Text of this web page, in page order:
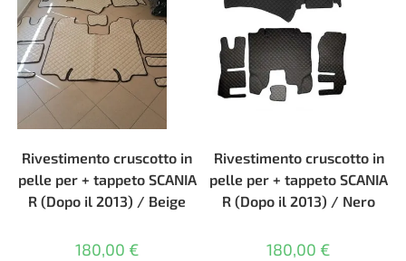
Rivestimento cruscotto in
pelle per + tappeto SCANIA
R (Dopo il 2013) / Beige
180,00 €
Rivestimento cruscotto in
pelle per + tappeto SCANIA
R (Dopo il 2013) / Nero
180,00 €